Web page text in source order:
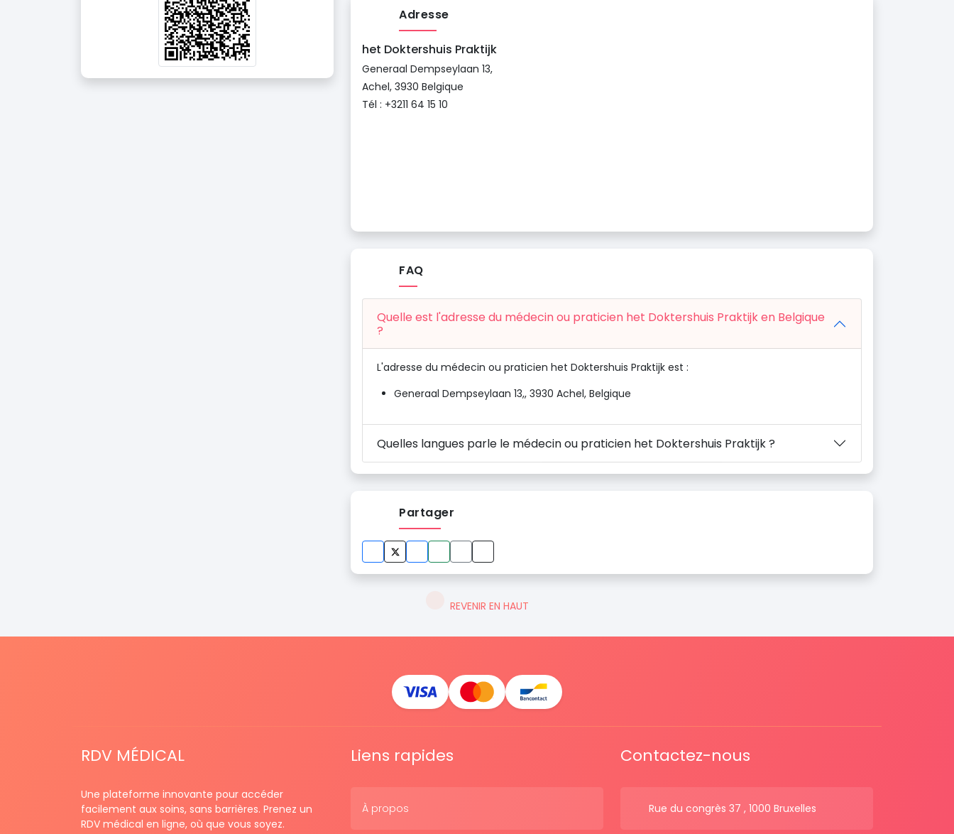
Adresse
het Doktershuis Praktijk
Generaal Dempseylaan 13,
Achel, 3930 Belgique
Tél : +3211 64 15 10
FAQ
Quelle est l'adresse du médecin ou praticien het Doktershuis Praktijk en Belgique
?
L'adresse du médecin ou praticien het Doktershuis Praktijk est :
Generaal Dempseylaan 13,, 3930 Achel, Belgique
Quelles langues parle le médecin ou praticien het Doktershuis Praktijk ?
Partager
REVENIR EN HAUT
RDV MÉDICAL
Une plateforme innovante pour accéder
facilement aux soins, sans barrières. Prenez un
RDV médical en ligne, où que vous soyez.
Liens rapides
À propos
Contactez-nous
Rue du congrès 37 , 1000 Bruxelles